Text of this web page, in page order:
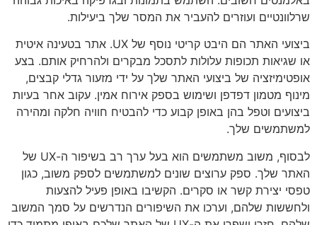
שרלוונטיים ועוזרים להעביר את המסר שלך ביעילות.
ביצועי האתר הם היבט קריטי נוסף של UX. אתר בטעינה איטית
או שגיאות תכופות עלולות לתסכל מבקרים ולהרחיק אותם. בצע
אופטימיזציה של ביצועי האתר שלך על ידי מזעור גדלי קבצים,
מינוף מטמון דפדפן ושימוש בספק אירוח אמין. עקוב אחר בעיות
ביצועים וטפל בהן באופן קבוע כדי להבטיח חוויה חלקה ומהירה
למשתמשים שלך.
לבסוף, משוב משתמשים הוא בעל ערך רב בשיפור ה-UX של
האתר שלך. ספק ערוצים שונים למשתמשים לספק משוב, כגון
טפסי יצירת קשר או סקרים. הקשיבו באופן פעיל להצעות
ולחששות שלהם, וערכו את השיפורים הנדרשים על סמך המשוב